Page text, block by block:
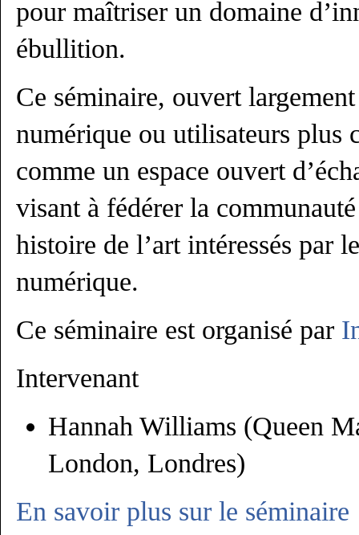
pour maîtriser un domaine
ébullition.
Ce séminaire, ouvert
numérique ou utilisateurs plus
comme un espace ouvert
visant à fédérer la
histoire de l’art intéressés par
numérique.
Ce séminaire est organisé par
Intervenant
Hannah Williams (Queen
London, Londres)
En savoir plus sur le séminaire